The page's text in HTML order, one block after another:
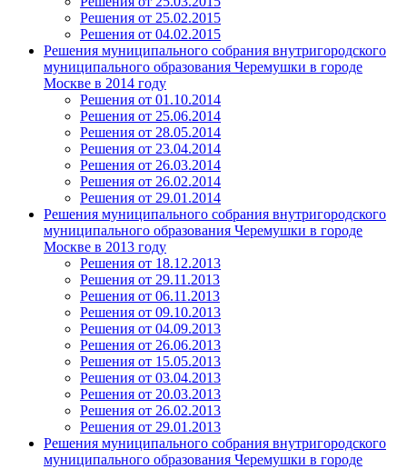
Решения от 25.02.2015
Решения от 04.02.2015
Решения муниципального собрания внутригородского
муниципального образования Черемушки в городе
Москве в 2014 году
Решения от 01.10.2014
Решения от 25.06.2014
Решения от 28.05.2014
Решения от 23.04.2014
Решения от 26.03.2014
Решения от 26.02.2014
Решения от 29.01.2014
Решения муниципального собрания внутригородского
муниципального образования Черемушки в городе
Москве в 2013 году
Решения от 18.12.2013
Решения от 29.11.2013
Решения от 06.11.2013
Решения от 09.10.2013
Решения от 04.09.2013
Решения от 26.06.2013
Решения от 15.05.2013
Решения от 03.04.2013
Решения от 20.03.2013
Решения от 26.02.2013
Решения от 29.01.2013
Решения муниципального собрания внутригородского
муниципального образования Черемушки в городе